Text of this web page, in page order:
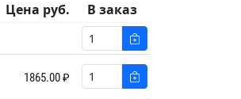
Цена руб. В заказ
1865.00 ₽